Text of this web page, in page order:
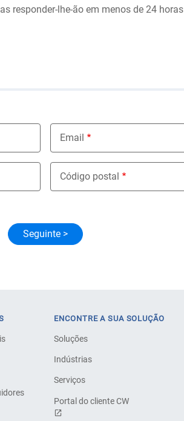
responder-lhe-ão em menos de 24 horas
Email
Código postal
ENCONTRE A SUA SOLUÇÃO
Soluções
Indústrias
Serviços
Portal do cliente CW